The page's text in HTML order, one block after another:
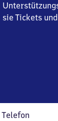
sie Tickets
Telefon